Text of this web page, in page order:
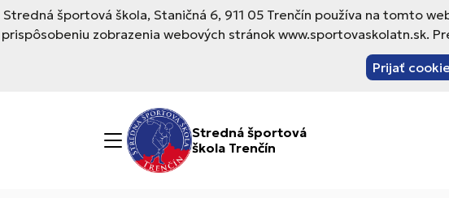
Stredná športová škola, Staničná 6, 911 05 Trenčín používa na tomto
prispôsobeniu zobrazenia webových stránok www.sportovaskolatn.sk.
Prijať
Stredná športová
škola Trenčín